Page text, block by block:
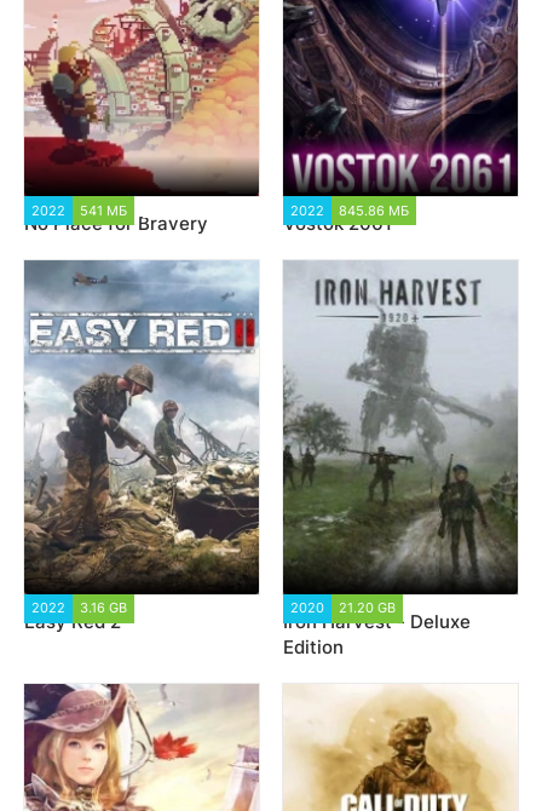
2022 541 МБ
No Place for Bravery
2022 845.86 МБ
Vostok 2061
2022 3.16 GB
Easy Red 2
2020 21.20 GB
Iron Harvest - Deluxe
Edition